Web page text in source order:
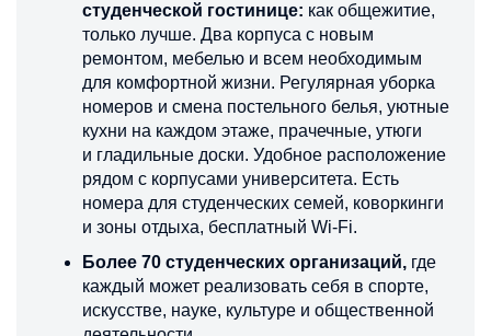
студенческой гостинице: как общежитие,
только лучше. Два корпуса с новым
ремонтом, мебелью и всем необходимым
для комфортной жизни. Регулярная уборка
номеров и смена постельного белья, уютные
кухни на каждом этаже, прачечные, утюги
и гладильные доски. Удобное расположение
рядом с корпусами университета. Есть
номера для студенческих семей, коворкинги
и зоны отдыха, бесплатный Wi-Fi.
Более 70 студенческих организаций, где
каждый может реализовать себя в спорте,
искусстве, науке, культуре и общественной